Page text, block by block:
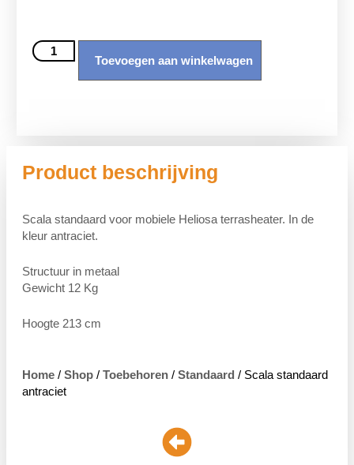
Toevoegen aan winkelwagen
Product beschrijving
Scala standaard voor mobiele Heliosa terrasheater. In de
kleur antraciet.
Structuur in metaal
Gewicht 12 Kg
Hoogte 213 cm
Home / Shop / Toebehoren / Standaard / Scala standaard
antraciet